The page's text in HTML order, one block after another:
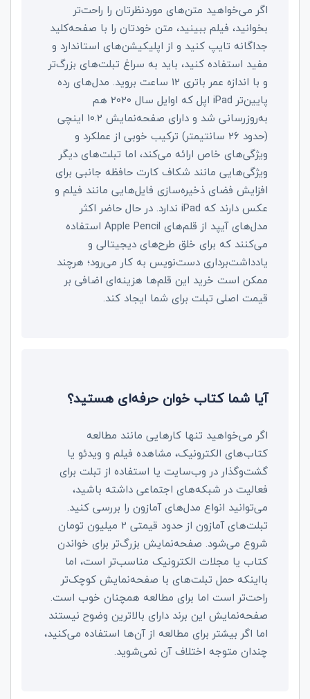
اگر می‌خواهید متن‌های موردنظرتان را راحت‌تر
بخوانید، فیلم ببینید، متن خودتان را با صفحه‌کلید
جداگانه تایپ کنید و از اپلیکیشن‌های استاندارد و
مفید استفاده کنید، باید به سراغ تبلت‌های بزرگ‌تر
و با اندازه عمر باتری 12 ساعت بروید. مدل‌های رده
پایین‌تر iPad
اپل که اوایل سال 2020 هم
به‌روزرسانی شد و دارای صفحه‌نمایش 10.2 اینچی
(حدود 26 سانتیمتر) ترکیب خوبی از عملکرد و
ویژگی‌های خاص ارائه می‌کند، اما تبلت‌های دیگر
ویژگی‌هایی مانند شکاف کارت حافظه جانبی برای
افزایش فضای ذخیره‌سازی فایل‌هایی مانند فیلم و
عکس دارند که iPad ندارد. در حال حاضر اکثر
مدل‌های آیپد از قلم‌های Apple Pencil استفاده
می‌کنند که برای خلق طرح‌های دیجیتالی و
یادداشت‌برداری دست‌نویس به کار می‌رود؛ هرچند
ممکن است خرید این قلم‌ها هزینه‌ای اضافی بر
قیمت اصلی تبلت برای شما ایجاد کند.
آیا شما کتاب‌ خوان حرفه‌ای هستید؟
اگر می‌خواهید تنها کارهایی مانند مطالعه
کتاب‌های الکترونیک، مشاهده فیلم و ویدئو یا
گشت‌وگذار در وب‌سایت یا استفاده از تبلت برای
فعالیت در شبکه‌های اجتماعی داشته باشید،
می‌توانید انواع مدل‌های آمازون را بررسی کنید.
تبلت‌های آمازون از حدود قیمتی 2 میلیون تومان
شروع می‌شود. صفحه‌نمایش بزرگ‌تر برای خواندن
کتاب یا مجلات الکترونیک مناسب‌تر است، اما
بااینکه حمل تبلت‌های با صفحه‌نمایش کوچک‌تر
راحت‌تر است اما برای مطالعه همچنان خوب است.
صفحه‌نمایش این برند دارای بالاترین وضوح نیستند
اما اگر بیشتر برای مطالعه از آن‌ها استفاده می‌کنید،
چندان متوجه اختلاف آن نمی‌شوید.